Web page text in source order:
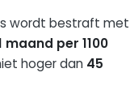
wordt bestraft met
per 1100
hoger dan 45